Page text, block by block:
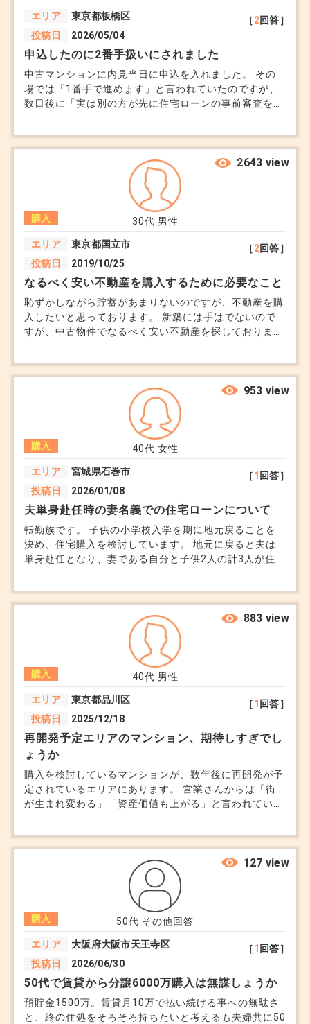
エリア
東京都板橋区
投稿日
2026/05/04
［2回答］
申込したのに2番手扱いにされました
中古マンションに内見当日に申込を入れました。 その
場では「1番手で進めます」と言われていたのですが、
数日後に「実は別の方が先に住宅ローンの事前審査を出
は現金一部＋ローンで進める予定で、すぐに動いたつも
りでしたが、結果的に2番手扱いになっています。 申込
の順番よりも、事前審査の有無や条件が優先されるもの
なのでしょうか。 不動産会社ごとにルールが違うのか
も含めて知りたいです。
30代 男性
購入
エリア
東京都国立市
投稿日
2019/10/25
［2回答］
2643 view
なるべく安い不動産を購入するために必要なこと
恥ずかしながら貯蓄があまりないのですが、不動産を購
入したいと思っております。 新築には手はでないので
すが、中古物件でなるべく安い不動産を探しております
40代 女性
購入
エリア
宮城県石巻市
投稿日
2026/01/08
［1 回答］
953 view
夫単身赴任時の妻名義での住宅ローンについて
転勤族です。 子供の小学校入学を期に地元戻ることを
決め、住宅購入を検討しています。 地元に戻ると夫は
単身赴任となり、妻である自分と子供2人の計3人が住む
赴任に帯同しないのであれば、その後の生活は自分で整
えなければなりません。 子供もいるため今のところ離
婚の予定はなく、単身赴任後に夫から生活費を15万程も
らう予定です。 小さい子供もいるため、賃貸で長年家
賃を支払うのであれば、終の住処となるような住宅購入
を考えています。 購入する場所は地方のため、建売で
2,500万程のようです。 私は現在は育児休暇中ですが4
月から復帰予定、休暇に入る前は時短勤務で年収360万
円、環境が落ち着けばフルタイム勤務に戻り400万円以
上の収入は得られそうです。 また記載したように、夫
から月15万程の生活費を受け取る予定です。 相談内容
としては、 ①一般的に夫名義で住宅ローンを組むこと
が多いと思いますが、上記の場合でも2,500万円程のロ
ーンを組むことは現実的に可能でしょうか？ ②なぜ夫
名義でローンを組まないのですか？と聞かれた場合、こ
のような内容を正直に答えて良いのでしょうか？ ③ど
答をいただきたいと思っております。 よろしくお願い
いたします。
40代 男性
購入
エリア
東京都品川区
投稿日
2025/12/18
［1 回答］
883 view
再開発予定エリアのマンション、期待しすぎでし
ょうか
購入を検討しているマンションが、数年後に再開発が予
定されているエリアにあります。 営業さんからは「街
が生まれ変わる」「資産価値も上がる」と言われていま
では？という不安もあります。 再開発エリアの物件
は、本当に価値が上がるケースが多いのでしょうか。そ
れとも期待先行で価格が盛られているだけなのか、専門
家目線の話が知りたいです。
50代 その他回答
購入
エリア
大阪府大阪市天王寺区
投稿日
2026/06/30
［1回答］
127 view
50代で賃貸から分譲6000万購入は無謀しょうか
預貯金1500万。賃貸月10万で払い続ける事への無駄さ
と、終の住処をそろそろ持ちたいと考えるも夫婦共に50